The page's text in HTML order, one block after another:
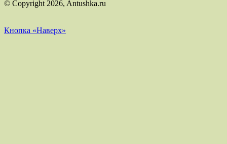
© Copyright 2026, Antushka.ru
Кнопка «Наверх»